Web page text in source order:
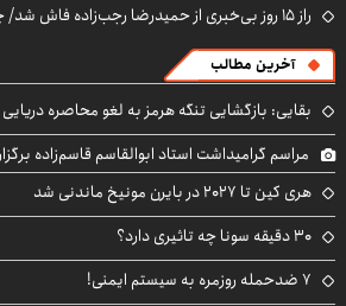
راز ۱۵ روز بی‌خبری از حمیدرضا رجب‌زاده فاش شد/ چه بر سر مداح جوان آمد؟
آخرین مطالب
بقایی: بازگشایی تنگه هرمز به لغو محاصره
مراسم گرامیداشت استاد ابوالقاسم قاسم‌زاده
هری کین تا ۲۰۲۷ در بایرن مونیخ ماندنی شد
۳۰ دقیقه سونا چه تاثیری دارد؟
۷ ضدحمله روزمره به سیستم ایمنی!